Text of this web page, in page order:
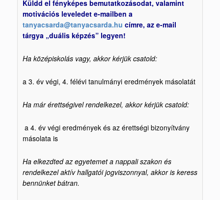
Küldd el fényképes bemutatkozásodat, valamint
motivációs leveledet e-mailben a
tanyacsarda@tanyacsarda.hu címre, az e-mail
tárgya „duális képzés” legyen!
Ha középiskolás vagy, akkor kérjük csatold:
a 3. év végi, 4. félévi tanulmányi eredmények másolatát
Ha már érettségivel rendelkezel, akkor kérjük csatold:
a 4. év végi eredmények és az érettségi bizonyítvány
másolata is
Ha elkezdted az egyetemet a nappali szakon és
rendelkezel aktív hallgatói jogviszonnyal, akkor is keress
bennünket bátran.